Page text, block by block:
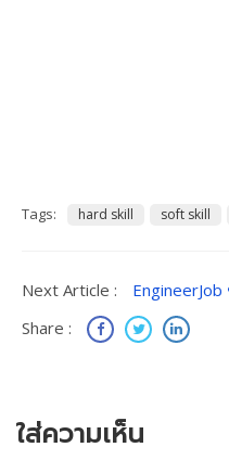
Tags: hard skill soft skill
Next Article :
Share :
ใส่ความเห็น